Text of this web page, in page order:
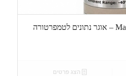
MadgeTech – HiTemp 140 – אוגר נתונים לטמפרטורה
הצג פרטים